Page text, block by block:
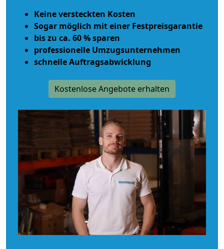
Keine versteckten Kosten
Sogar möglich mit einer Festpreisgarantie
bis zu ca. 60 % sparen
professionelle Umzugsunternehmen
schnelle Auftragsabwicklung
Kostenlose Angebote erhalten